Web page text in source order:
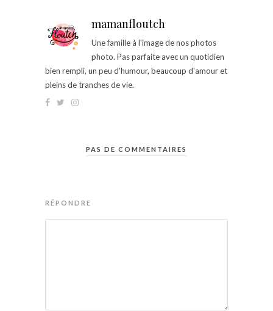
mamanfloutch
Une famille à l'image de nos photos
photo. Pas parfaite avec un quotidien
bien rempli, un peu d'humour, beaucoup d'amour et
pleins de tranches de vie.
PAS DE COMMENTAIRES
RÉPONDRE